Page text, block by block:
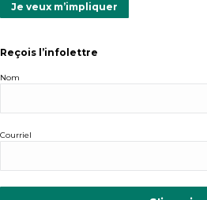
Je veux m’impliquer
Reçois l’infolettre
Nom
Courriel